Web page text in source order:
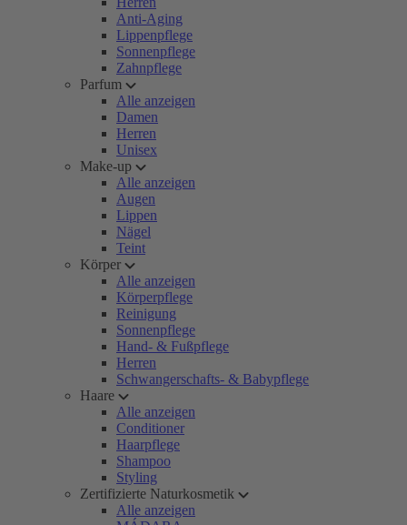
Anti-Aging
Lippenpflege
Sonnenpflege
Zahnpflege
Parfum
Alle anzeigen
Damen
Herren
Unisex
Make-up
Alle anzeigen
Augen
Lippen
Nägel
Teint
Körper
Alle anzeigen
Körperpflege
Reinigung
Sonnenpflege
Hand- & Fußpflege
Herren
Schwangerschafts- & Babypflege
Haare
Alle anzeigen
Conditioner
Haarpflege
Shampoo
Styling
Zertifizierte Naturkosmetik
Alle anzeigen